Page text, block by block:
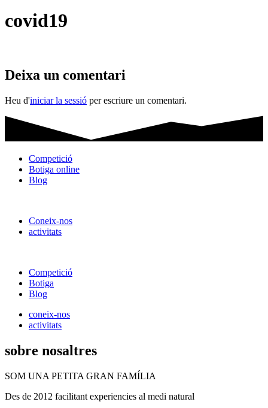
covid19
Deixa un comentari
Heu d'iniciar la sessió per escriure un comentari.
Competició
Botiga online
Blog
Coneix-nos
activitats
Competició
Botiga
Blog
coneix-nos
activitats
sobre nosaltres
SOM UNA PETITA GRAN FAMÍLIA
Des de 2012 facilitant experiencies al medi natural